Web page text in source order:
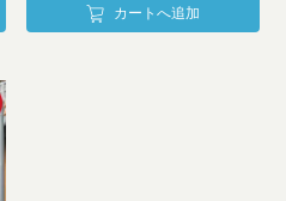
カートへ追加